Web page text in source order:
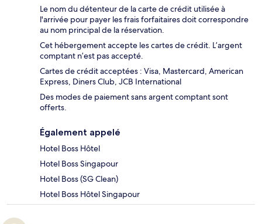
Le nom du détenteur de la carte de crédit utilisée à
l'arrivée pour payer les frais forfaitaires doit correspondre
au nom principal de la réservation.
Cet hébergement accepte les cartes de crédit. L’argent
comptant n’est pas accepté.
Cartes de crédit acceptées : Visa, Mastercard, American
Express, Diners Club, JCB International
Des modes de paiement sans argent comptant sont
offerts.
Également appelé
Hotel Boss Hôtel
Hotel Boss Singapour
Hotel Boss (SG Clean)
Hotel Boss Hôtel Singapour